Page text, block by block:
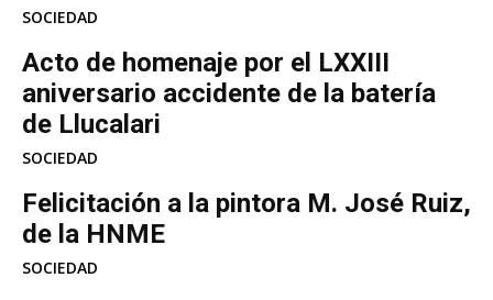
SOCIEDAD
Acto de homenaje por el LXXIII
aniversario accidente de la batería
de Llucalari
SOCIEDAD
Felicitación a la pintora M. José Ruiz,
de la HNME
SOCIEDAD